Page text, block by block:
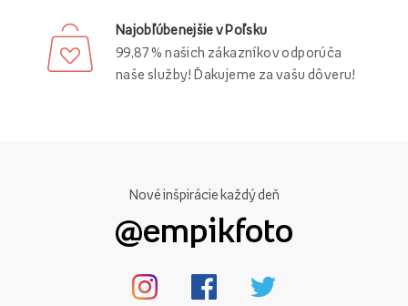
Najobľúbenejšie v Poľsku
99,87 % našich zákazníkov odporúča
naše služby! Ďakujeme za vašu dôveru!
Nové inšpirácie každý deň
@empikfoto